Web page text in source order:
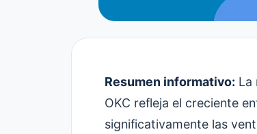
Resumen informativo: La
OKC refleja el creciente
significativamente las